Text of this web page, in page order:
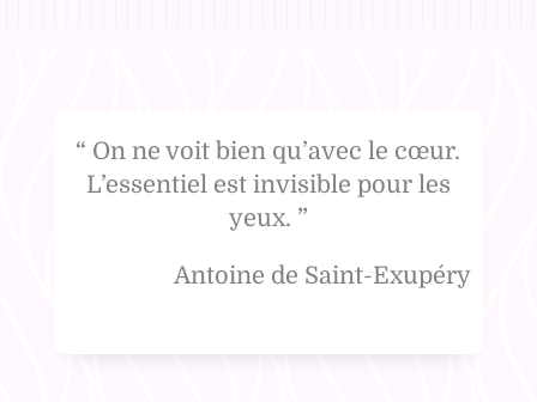
“ On ne voit bien qu’avec le cœur.
L’essentiel est invisible pour les
yeux. ”
Antoine de Saint-Exupéry